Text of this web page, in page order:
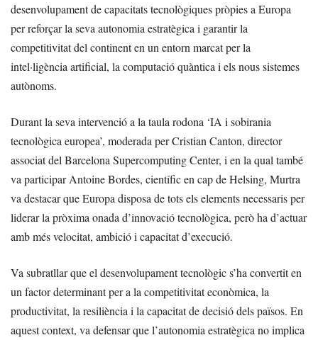
desenvolupament de capacitats tecnològiques pròpies a Europa
per reforçar la seva autonomia estratègica i garantir la
competitivitat del continent en un entorn marcat per la
intel·ligència artificial, la computació quàntica i els nous sistemes
autònoms.
Durant la seva intervenció a la taula rodona ‘IA i sobirania
tecnològica europea’, moderada per Cristian Canton, director
associat del Barcelona Supercomputing Center, i en la qual també
va participar Antoine Bordes, científic en cap de Helsing, Murtra
va destacar que Europa disposa de tots els elements necessaris per
liderar la pròxima onada d’innovació tecnològica, però ha d’actuar
amb més velocitat, ambició i capacitat d’execució.
Va subratllar que el desenvolupament tecnològic s’ha convertit en
un factor determinant per a la competitivitat econòmica, la
productivitat, la resiliència i la capacitat de decisió dels països. En
aquest context, va defensar que l’autonomia estratègica no implica